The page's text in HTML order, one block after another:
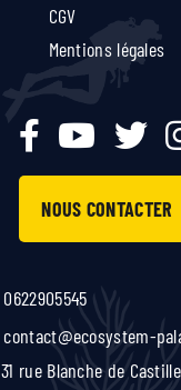
CGV
Mentions légales
NOUS CONTACTER
0622905545
contact@ecosystem-
31 rue Blanche de Castille